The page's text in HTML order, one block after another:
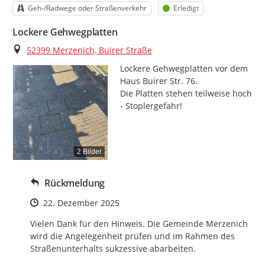
Kategorie
Geh-/Radwege oder Straßenverkehr Status
Erledigt
Lockere Gehwegplatten
Ort
52399 Merzenich, Buirer Straße
2 Bilder
Lockere Gehwegplatten vor dem
Haus Buirer Str. 76.
Die Platten stehen teilweise hoch
- Stoplergefahr!
Rückmeldung
Zeitpunkt des Erstellens
22. Dezember 2025
Vielen Dank für den Hinweis. Die Gemeinde Merzenich
wird die Angelegenheit prüfen und im Rahmen des
Straßenunterhalts sukzessive abarbeiten.